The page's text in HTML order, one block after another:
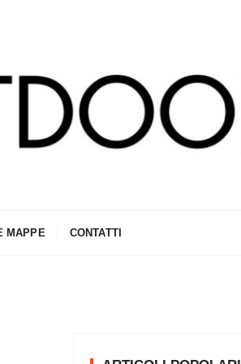
MAPPE CONTATTI